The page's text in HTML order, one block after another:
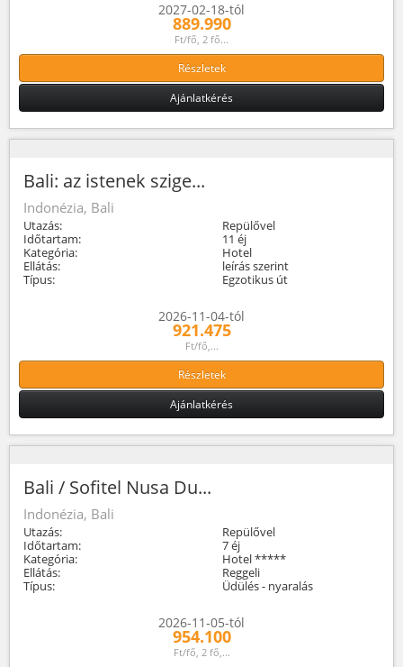
2027-02-18-tól
889.990
Ft/fő, 2 fő...
Részletek
Ajánlatkérés
Bali: az istenek szige...
Indonézia, Bali
Utazás:
Repülővel
Időtartam:
11 éj
Kategória:
Hotel
Ellátás:
leírás szerint
Típus:
Egzotikus út
2026-11-04-tól
921.475
Ft/fő,...
Részletek
Ajánlatkérés
Bali / Sofitel Nusa Du...
Indonézia, Bali
Utazás:
Repülővel
Időtartam:
7 éj
Kategória:
Hotel *****
Ellátás:
Reggeli
Típus:
Üdülés - nyaralás
2026-11-05-tól
954.100
Ft/fő, 2 fő,...